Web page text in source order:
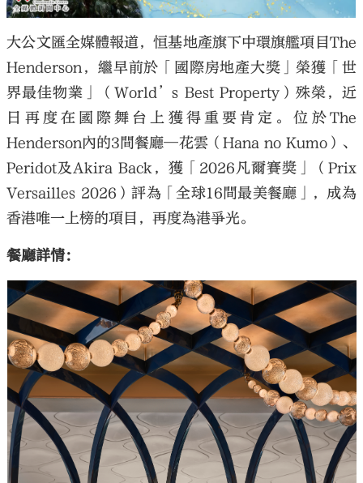
大公文匯全媒體報道，恒基地產旗下中環旗艦項目The
Henderson，繼早前於「國際房地產大獎」榮獲「世
界最佳物業」（World’s Best Property）殊榮，近
日再度在國際舞台上獲得重要肯定。位於The
Henderson內的3間餐廳—花雲（Hana no Kumo）、
Peridot及Akira Back，獲「2026凡爾賽獎」（Prix
Versailles 2026）評為「全球16間最美餐廳」，成為
香港唯一上榜的項目，再度為港爭光。
餐廳詳情：